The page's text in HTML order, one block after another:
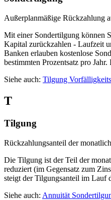
Außerplanmäßige Rückzahlung
Mit einer Sondertilgung können
Kapital zurückzahlen - Laufzeit
Banken erlauben kostenlose
bestimmten Prozentsatz pro
Siehe auch: Tilgung
T
Tilgung
Rückzahlungsanteil der
Die Tilgung ist der Teil der
reduziert (im Gegensatz zum
steigt der Tilgungsanteil im Lauf
Siehe auch: Annuität